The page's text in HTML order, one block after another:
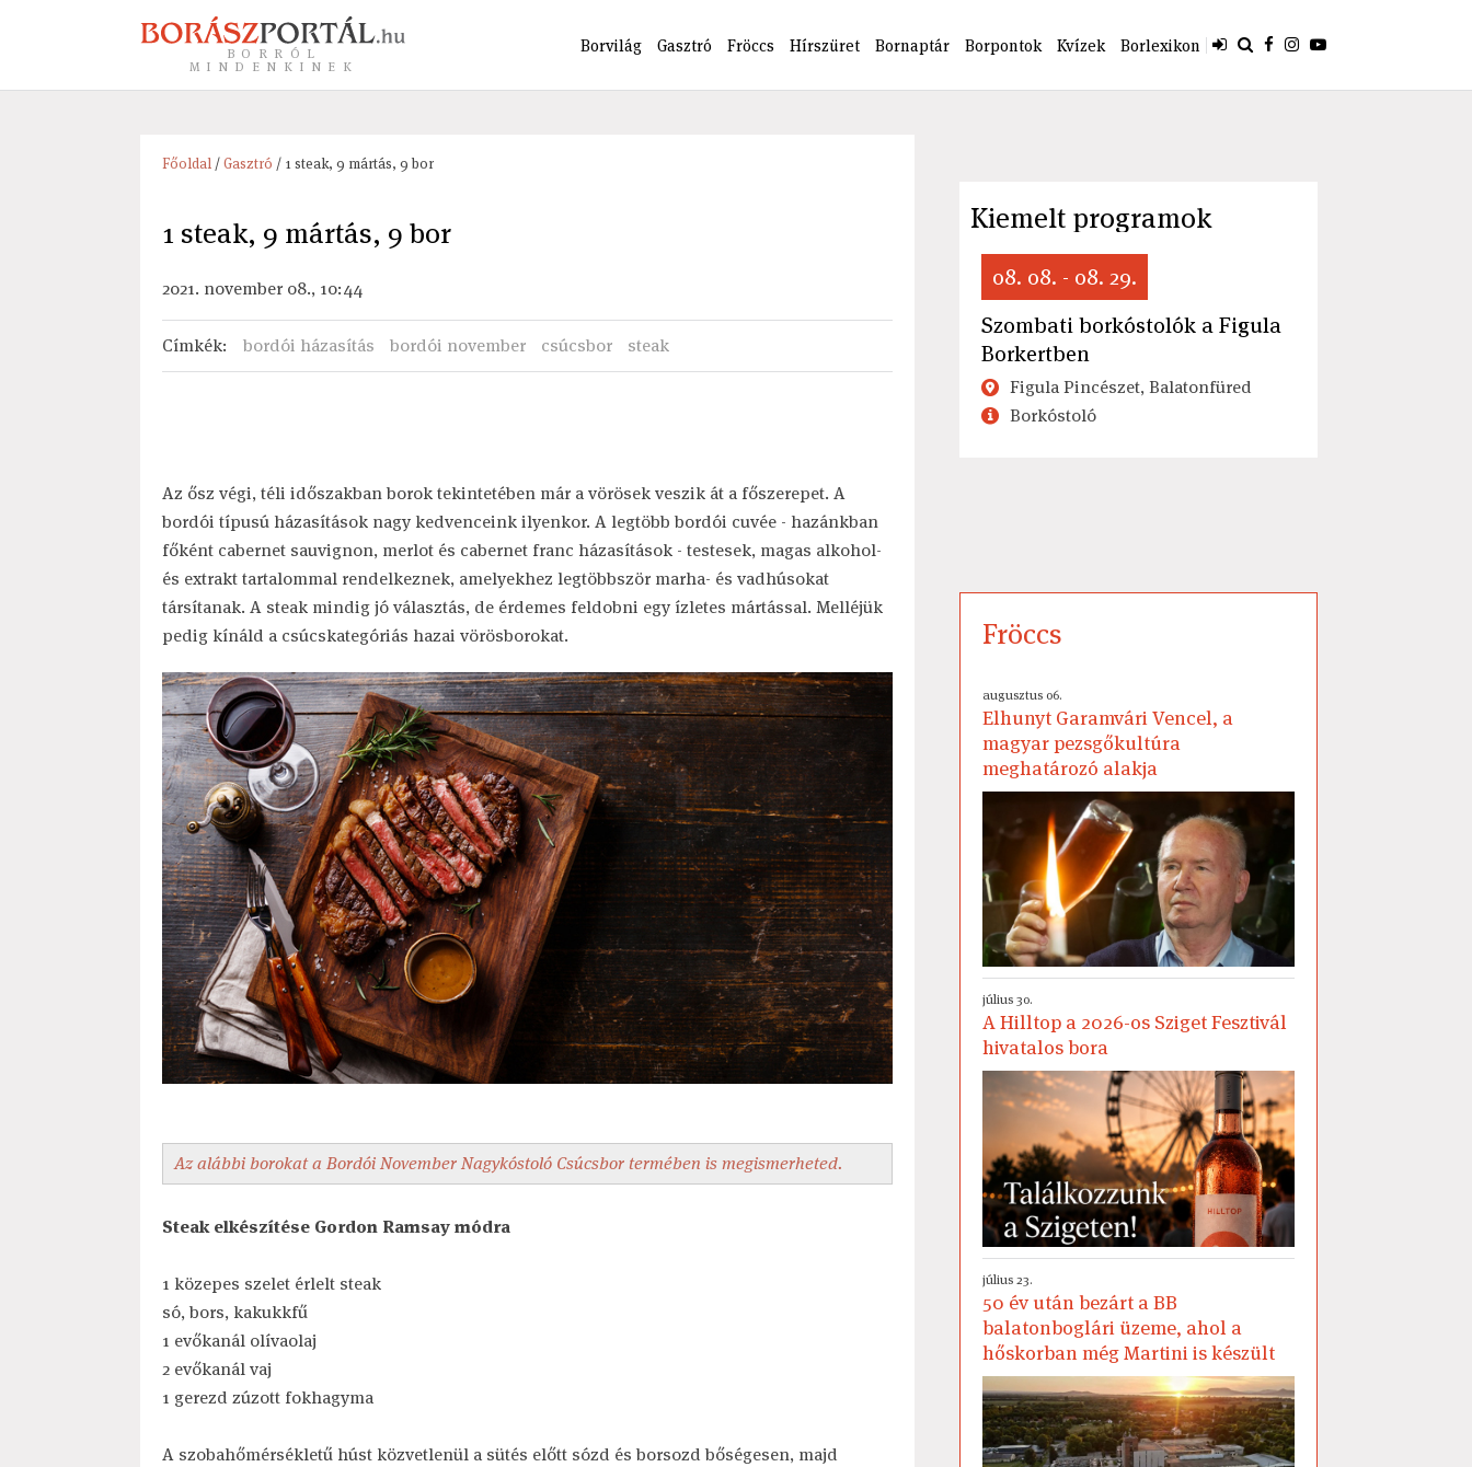
BORRÓL
MINDENKINEK
Borvilág Gasztró Fröccs Hírszüret Bornaptár Borpontok Kvízek Borlexikon
Főoldal/Gasztró / 1 steak, 9 mártás, 9 bor
1 steak, 9 mártás, 9 bor
2021. november 08., 10:44
Címkék: bordói házasítás bordói november csúcsbor steak
Az ősz végi, téli időszakban borok tekintetében már a vörösek veszik át a főszerepet. A
bordói típusú házasítások nagy kedvenceink ilyenkor. A legtöbb bordói cuvée - hazánkban
főként cabernet sauvignon, merlot és cabernet franc házasítások - testesek, magas alkohol-
és extrakt tartalommal rendelkeznek, amelyekhez legtöbbször marha- és vadhúsokat
társítanak. A steak mindig jó választás, de érdemes feldobni egy ízletes mártással. Melléjük
pedig kínáld a csúcskategóriás hazai vörösborokat.
Az alábbi borokat a Bordói November Nagykóstoló Csúcsbor termében is megismerheted.
Steak elkészítése Gordon Ramsay módra
1 közepes szelet érlelt steak
só, bors, kakukkfű
1 evőkanál olívaolaj
2 evőkanál vaj
1 gerezd zúzott fokhagyma
A szobahőmérsékletű húst közvetlenül a sütés előtt sózd és borsozd bőségesen, majd
Kiemelt programok
08. 08. - 08. 29.
Szombati borkóstolók a Figula
Borkertben
Figula Pincészet, Balatonfüred
Borkóstoló
Fröccs
augusztus 06.
Elhunyt Garamvári Vencel, a
magyar pezsgőkultúra
meghatározó alakja
július 30.
A Hilltop a 2026-os Sziget Fesztivál
hivatalos bora
július 23.
50 év után bezárt a BB
balatonboglári üzeme, ahol a
hőskorban még Martini is készült